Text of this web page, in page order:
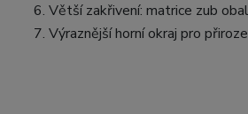
Větší zakřivení: matrice zub
Výraznější horní okraj pro